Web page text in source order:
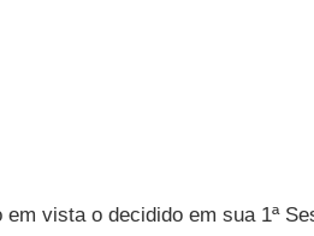
vista o decidido em sua 1ª